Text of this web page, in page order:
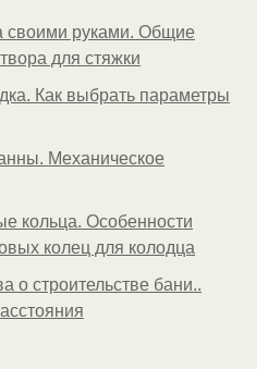
своими руками. Общие
для стяжки
Как выбрать параметры
Механическое
кольца. Особенности
колец для колодца
о строительстве бани..